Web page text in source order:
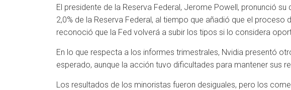
El presidente de la Reserva Federal, Jerome Powell, pronunció
2,0% de la Reserva Federal, al tiempo que añadió que el
reconoció que la Fed volverá a subir los tipos si lo considera
En lo que respecta a los informes trimestrales, Nvidia presentó
esperado, aunque la acción tuvo dificultades para mantener sus
Los resultados de los minoristas fueron desiguales, pero los